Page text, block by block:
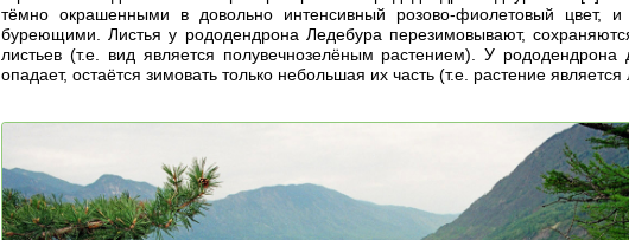
тёмно окрашенными в довольно интенсивный розово-фиолетовый
буреющими. Листья у рододендрона Ледебура перезимовывают,
листьев (т.е. вид является полувечнозелёным растением). У
опадает, остаётся зимовать только небольшая их часть (т.е. растение